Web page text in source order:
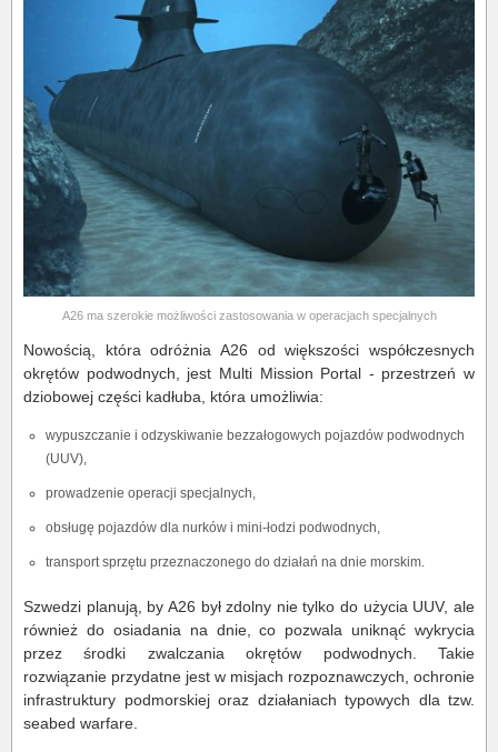
A26 ma szerokie możliwości zastosowania w operacjach specjalnych
Nowością, która odróżnia A26 od większości współczesnych
okrętów podwodnych, jest Multi Mission Portal - przestrzeń w
dziobowej części kadłuba, która umożliwia:
wypuszczanie i odzyskiwanie bezzałogowych pojazdów podwodnych
(UUV),
prowadzenie operacji specjalnych,
obsługę pojazdów dla nurków i mini-łodzi podwodnych,
transport sprzętu przeznaczonego do działań na dnie morskim.
Szwedzi planują, by A26 był zdolny nie tylko do użycia UUV, ale
również do osiadania na dnie, co pozwala uniknąć wykrycia
przez środki zwalczania okrętów podwodnych. Takie
rozwiązanie przydatne jest w misjach rozpoznawczych, ochronie
infrastruktury podmorskiej oraz działaniach typowych dla tzw.
seabed warfare.